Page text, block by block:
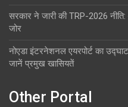
सरकार ने जारी की TRP-2026
जोर
नोएडा इंटरनेशनल एयरपोर्ट का
जानें प्रमुख खासियतें
Other Portal